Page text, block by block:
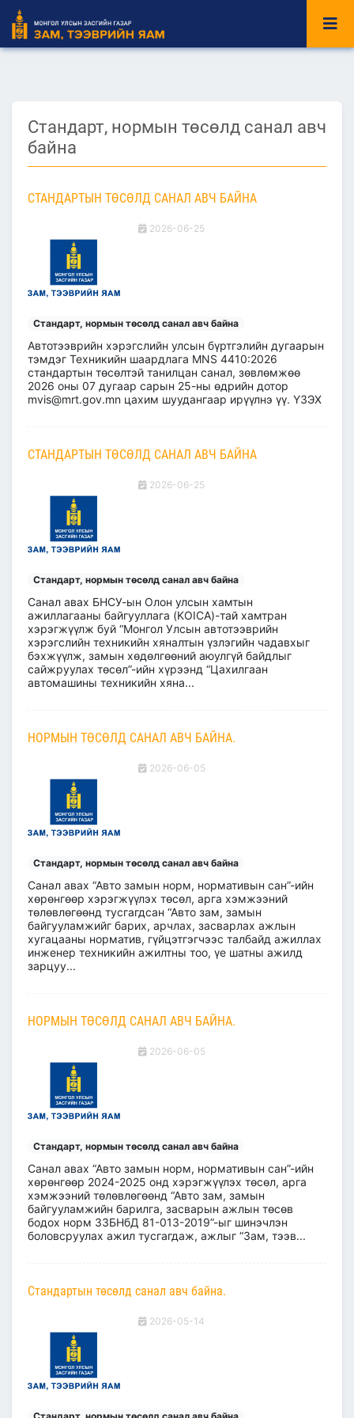
Стандарт, нормын төсөлд санал авч
байна
СТАНДАРТЫН ТӨСӨЛД САНАЛ АВЧ БАЙНА
2026-06-25
Стандарт, нормын төсөлд санал авч байна
Автотээврийн хэрэгслийн улсын бүртгэлийн дугаарын
тэмдэг Техникийн шаардлага MNS 4410:2026
стандартын төсөлтэй танилцан санал, зөвлөмжөө
2026 оны 07 дугаар сарын 25-ны өдрийн дотор
mvis@mrt.gov.mn цахим шуудангаар ирүүлнэ үү. ҮЗЭХ
СТАНДАРТЫН ТӨСӨЛД САНАЛ АВЧ БАЙНА
2026-06-25
Стандарт, нормын төсөлд санал авч байна
Санал авах БНСУ-ын Олон улсын хамтын
ажиллагааны байгууллага (KOICA)-тай хамтран
хэрэгжүүлж буй “Монгол Улсын автотээврийн
хэрэгслийн техникийн хяналтын үзлэгийн чадавхыг
бэхжүүлж, замын хөдөлгөөний аюулгүй байдлыг
сайжруулах төсөл”-ийн хүрээнд “Цахилгаан
автомашины техникийн хяна...
НОРМЫН ТӨСӨЛД САНАЛ АВЧ БАЙНА.
2026-06-05
Стандарт, нормын төсөлд санал авч байна
Санал авах “Авто замын норм, нормативын сан”-ийн
хөрөнгөөр хэрэгжүүлэх төсөл, арга хэмжээний
төлөвлөгөөнд тусгагдсан “Авто зам, замын
байгууламжийг барих, арчлах, засварлах ажлын
хугацааны норматив, гүйцэтгэгчээс талбайд ажиллах
инженер техникийн ажилтны тоо, үе шатны ажилд
зарцуу...
НОРМЫН ТӨСӨЛД САНАЛ АВЧ БАЙНА.
2026-06-05
Стандарт, нормын төсөлд санал авч байна
Санал авах “Авто замын норм, нормативын сан”-ийн
хөрөнгөөр 2024-2025 онд хэрэгжүүлэх төсөл, арга
хэмжээний төлөвлөгөөнд “Авто зам, замын
байгууламжийн барилга, засварын ажлын төсөв
бодох норм ЗЗБНбД 81-013-2019”-ыг шинэчлэн
боловсруулах ажил тусгагдаж, ажлыг “Зам, тээв...
Стандартын төсөлд санал авч байна.
2026-05-14